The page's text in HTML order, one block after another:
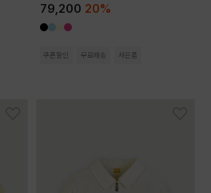
79,200 20%
쿠폰할인 무료배송 사은품